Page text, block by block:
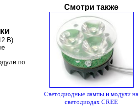
Смотри также
В)
по
Светодиодные лампы и модули на
светодиодах CREE